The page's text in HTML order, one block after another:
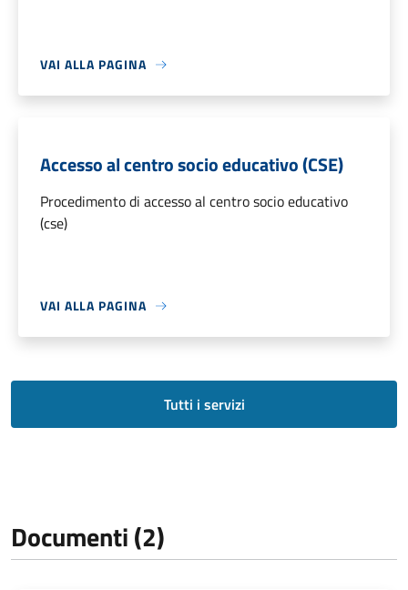
VAI ALLA PAGINA
Accesso al centro socio educativo (CSE)
Procedimento di accesso al centro socio educativo
(cse)
VAI ALLA PAGINA
Tutti i servizi
Documenti (2)